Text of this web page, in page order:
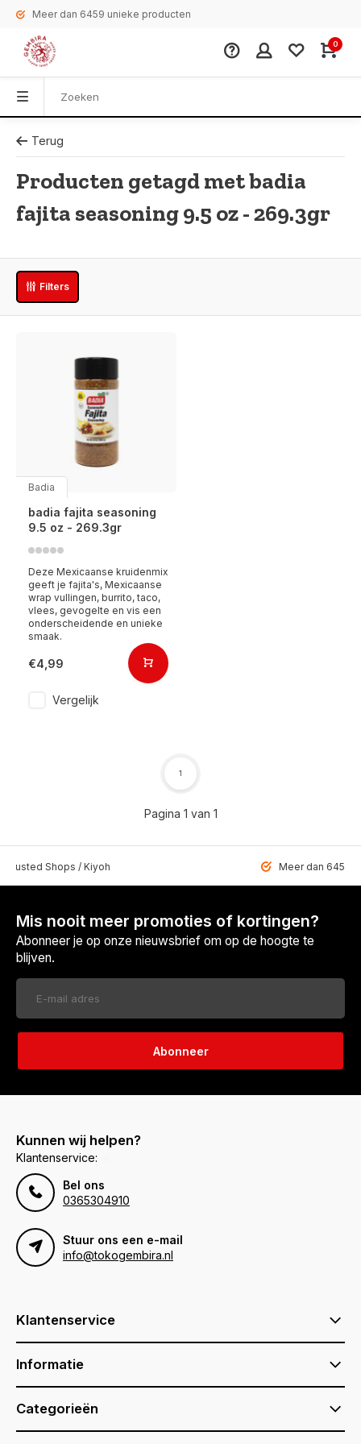
Meer dan 6459 unieke producten
0
Terug
Producten getagd met badia
fajita seasoning 9.5 oz - 269.3gr
Filters
Badia
badia fajita seasoning
9.5 oz - 269.3gr
Deze Mexicaanse kruidenmix
geeft je fajita's, Mexicaanse
wrap vullingen, burrito, taco,
vlees, gevogelte en vis een
onderscheidende en unieke
smaak.
€4,99
Vergelijk
Pagina 1 van 1
1
Shops / Kiyoh Meer dan 6459
Mis nooit meer promoties of kortingen?
Abonneer je op onze nieuwsbrief om op de hoogte te
blijven.
Abonneer
Kunnen wij helpen?
Klantenservice:
Bel ons
0365304910
Stuur ons een e-mail
info@tokogembira.nl
Klantenservice
Informatie
Categorieën